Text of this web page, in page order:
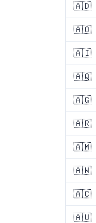
🇦🇩
🇦🇴
🇦🇮
🇦🇶
🇦🇬
🇦🇷
🇦🇲
🇦🇼
🇦🇨
🇦🇺